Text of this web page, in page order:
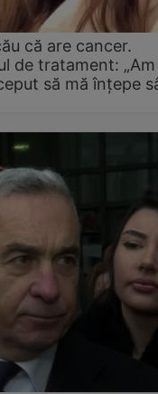
că are cancer.
de tratament:
să mă înțepe